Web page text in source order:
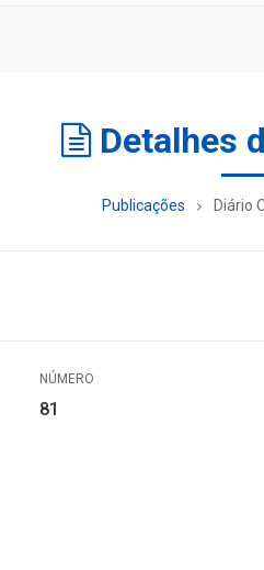
Detalhes
Publicações Diário
NÚMERO
81